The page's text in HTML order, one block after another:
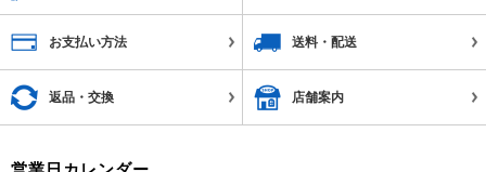
お支払い方法 送料・配送
返品・交換 店舗案内